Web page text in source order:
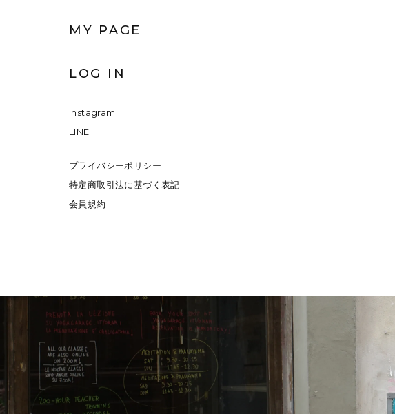
MY PAGE
LOG IN
Instagram
LINE
プライバシーポリシー
特定商取引法に基づく表記
会員規約